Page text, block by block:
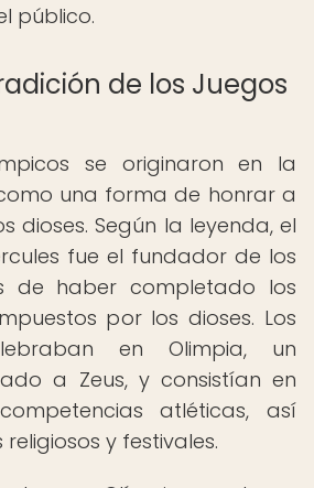
público.
de los Juegos
se originaron en la
una forma de honrar a
dioses. Según la leyenda, el
fue el fundador de los
de haber completado los
por los dioses. Los
en Olimpia, un
a Zeus, y consistían en
atléticas, así
y festivales.